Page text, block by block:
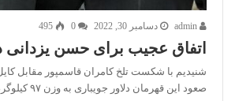
دسامبر 30, 2022 495
اتفاق عجیب برای حسن یزدانی
شنیدیم با شکست تلخ کامران قاسمپور مقابل کایل
صعود این قهرمان دلاور جویباری به وزن ۹۷ کیلوگرم برای…